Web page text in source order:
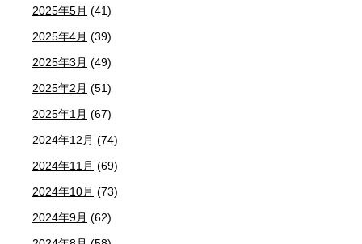
2025年5月 (41)
2025年4月 (39)
2025年3月 (49)
2025年2月 (51)
2025年1月 (67)
2024年12月 (74)
2024年11月 (69)
2024年10月 (73)
2024年9月 (62)